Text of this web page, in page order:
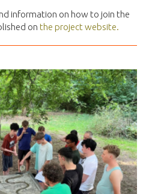
information on how to join the
on the project website.